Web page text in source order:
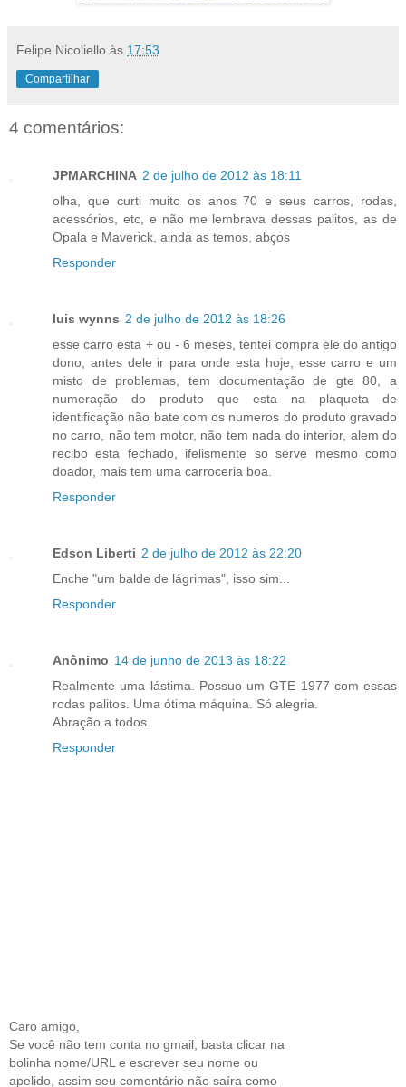
Felipe Nicoliello às 17:53
Compartilhar
4 comentários:
JPMARCHINA 2 de julho de 2012 às 18:11
olha, que curti muito os anos 70 e seus carros, rodas,
acessórios, etc, e não me lembrava dessas palitos, as de
Opala e Maverick, ainda as temos, abços
Responder
luis wynns 2 de julho de 2012 às 18:26
esse carro esta + ou - 6 meses, tentei compra ele do antigo
dono, antes dele ir para onde esta hoje, esse carro e um
misto de problemas, tem documentação de gte 80, a
numeração do produto que esta na plaqueta de
identificação não bate com os numeros do produto gravado
no carro, não tem motor, não tem nada do interior, alem do
recibo esta fechado, ifelismente so serve mesmo como
doador, mais tem uma carroceria boa.
Responder
Edson Liberti 2 de julho de 2012 às 22:20
Enche "um balde de lágrimas", isso sim...
Responder
Anônimo 14 de junho de 2013 às 18:22
Realmente uma lástima. Possuo um GTE 1977 com essas
rodas palitos. Uma ótima máquina. Só alegria.
Abração a todos.
Responder
Caro amigo,
Se você não tem conta no gmail, basta clicar na
bolinha nome/URL e escrever seu nome ou
apelido, assim seu comentário não saíra como